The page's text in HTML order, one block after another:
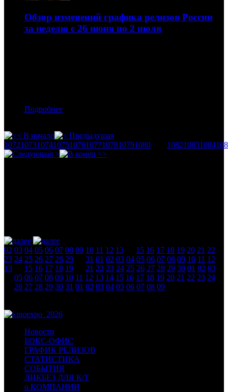
Обзор изменений графика релизов России
за неделю с 26 июня по 2 июля
Подробнее
107210731074107510761077107810791080 108210831084
02 03 04 05 06 07 08 09 10 11 12 13 15 16 17 18 19 20 21 22
23 24 25 26 27 28 29 31 01 02 03 04 05 06 07 08 09 10 11 12
13
15 16 17 18 19 21 22 23 24 25 26 27 28 29 30 01 02 03
05 06 07 08 09 10 11 12 13 14 15 16 17 18 19 20 21 22 23 24
26 27 28 29 30 31 01 02 03 04 05 06 07 08 09
Новости
БОКС-ОФИС
ГРАФИК РЕЛИЗОВ
СТАТИСТИКА
СОБЫТИЯ
ЛИКБЕЗ ДЛЯ К/Т
о КОМПАНИИ